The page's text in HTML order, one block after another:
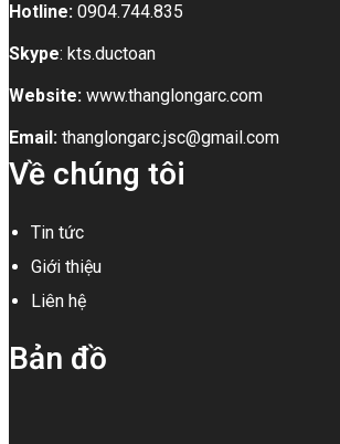
Hotline: 0904.744.835
Skype: kts.ductoan
Website: www.thanglongarc.com
Email: thanglongarc.jsc@gmail.com
Về chúng tôi
Tin tức
Giới thiệu
Liên hệ
Bản đồ